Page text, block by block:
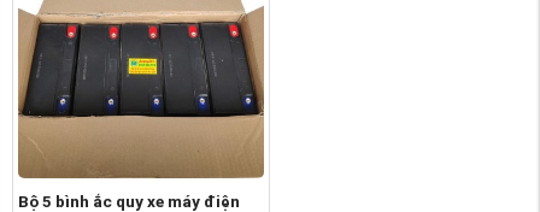
Bộ 5 bình ắc quy xe máy điện